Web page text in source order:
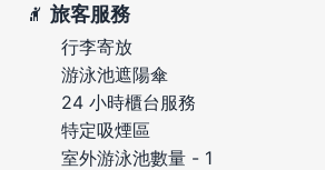
旅客服務
行李寄放
游泳池遮陽傘
24 小時櫃台服務
特定吸煙區
室外游泳池數量 - 1